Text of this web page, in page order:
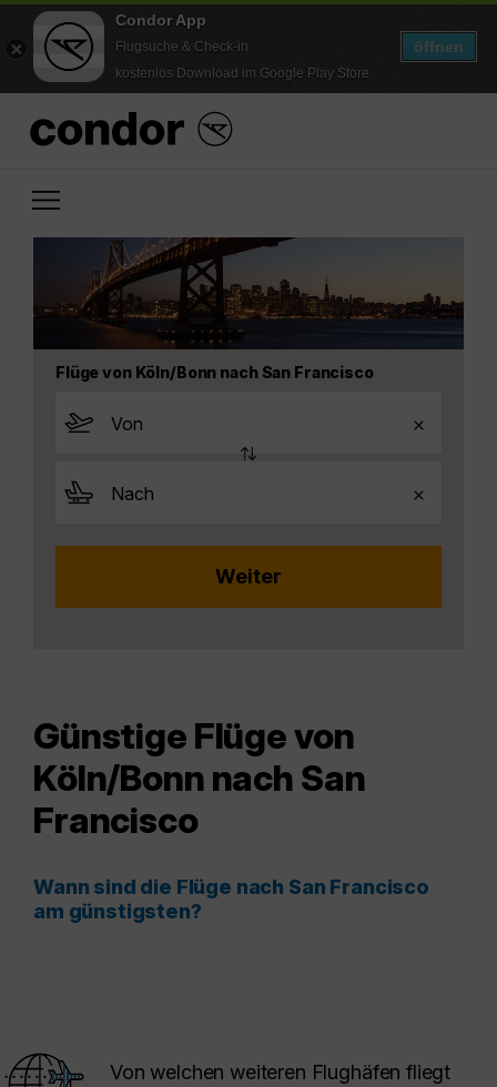
Condor App
Flugsuche & Check-in
kostenlos Download im Google Play Store
öffnen
Flüge von Köln/Bonn nach San Francisco
Günstige Flüge von
Köln/Bonn nach San
Francisco
Wann sind die Flüge nach San Francisco
am günstigsten?
Von welchen weiteren Flughäfen fliegt